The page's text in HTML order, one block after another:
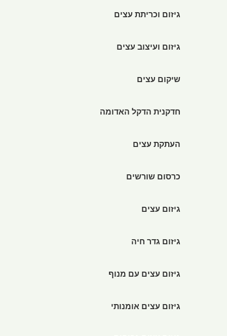
גיזום וכריתת עצים
גיזום ועיצוב עצים
שיקום עצים
חדקנית הדקל האדומה
העתקת עצים
כרסום שורשים
גיזום עצים
גיזום גדר חיה
גיזום עצים עם מנוף
גיזום עצים אומנותי